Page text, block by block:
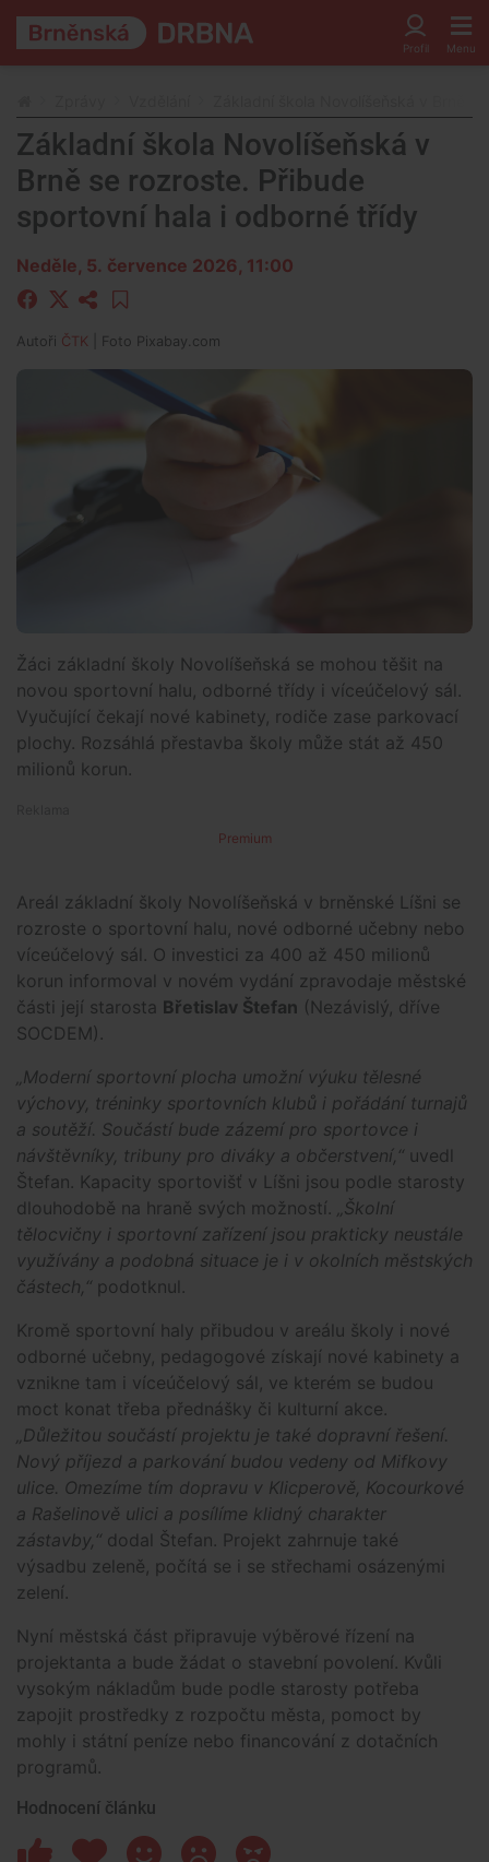
Základní škola Novolíšeňská v
Brně se rozroste. Přibude
sportovní hala i odborné třídy
Neděle, 5. července 2026, 11:00
Autoři ČTK | Foto Pixabay.com
Žáci základní školy Novolíšeňská se mohou těšit na
novou sportovní halu, odborné třídy i víceúčelový sál.
Vyučující čekají nové kabinety, rodiče zase parkovací
plochy. Rozsáhlá přestavba školy může stát až 450
milionů korun.
Premium
Areál základní školy Novolíšeňská v brněnské Líšni se
rozroste o sportovní halu, nové odborné učebny nebo
víceúčelový sál. O investici za 400 až 450 milionů
korun informoval v novém vydání zpravodaje městské
části její starosta Břetislav Štefan (Nezávislý, dříve
SOCDEM).
„Moderní sportovní plocha umožní výuku tělesné
výchovy, tréninky sportovních klubů i pořádání turnajů
a soutěží. Součástí bude zázemí pro sportovce i
návštěvníky, tribuny pro diváky a občerstvení,“ uvedl
Štefan. Kapacity sportovišť v Líšni jsou podle starosty
dlouhodobě na hraně svých možností.
„Školní
tělocvičny i sportovní zařízení jsou prakticky neustále
využívány a podobná situace je i v okolních městských
částech,“ podotknul.
Kromě sportovní haly přibudou v areálu školy i nové
odborné učebny, pedagogové získají nové kabinety a
vznikne tam i víceúčelový sál, ve kterém se budou
moct konat třeba přednášky či kulturní akce.
„Důležitou součástí projektu je také dopravní řešení.
Nový příjezd a parkování budou vedeny od Mifkovy
ulice. Omezíme tím dopravu v Klicperově, Kocourkové
a Rašelinově ulici a posílíme klidný charakter
zástavby,“ dodal Štefan. Projekt zahrnuje také
výsadbu zeleně, počítá se i se střechami osázenými
zelení.
Nyní městská část připravuje výběrové řízení na
projektanta a bude žádat o stavební povolení. Kvůli
vysokým nákladům bude podle starosty potřeba
zapojit prostředky z rozpočtu města, pomoct by
mohly i státní peníze nebo financování z dotačních
programů.
Hodnocení článku